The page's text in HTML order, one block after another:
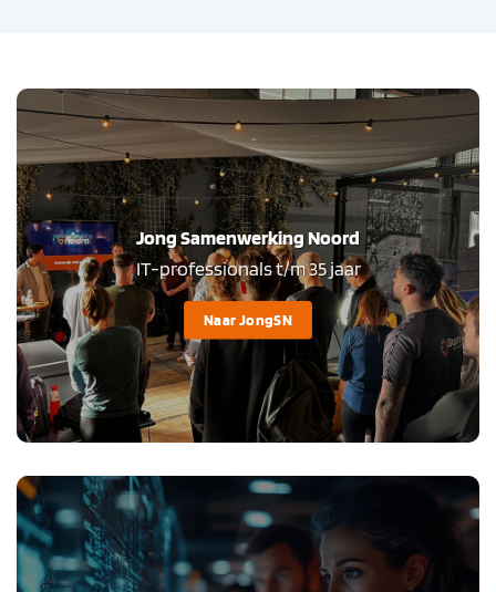
Jong Samenwerking Noord
IT-professionals t/m 35 jaar
Naar JongSN